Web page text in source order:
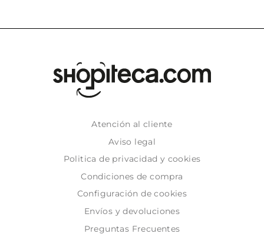
Atención al cliente
Aviso legal
Politica de privacidad y cookies
Condiciones de compra
Configuración de cookies
Envíos y devoluciones
Preguntas Frecuentes